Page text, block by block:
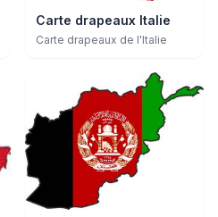
Carte drapeaux Italie
Carte drapeaux de l'Italie